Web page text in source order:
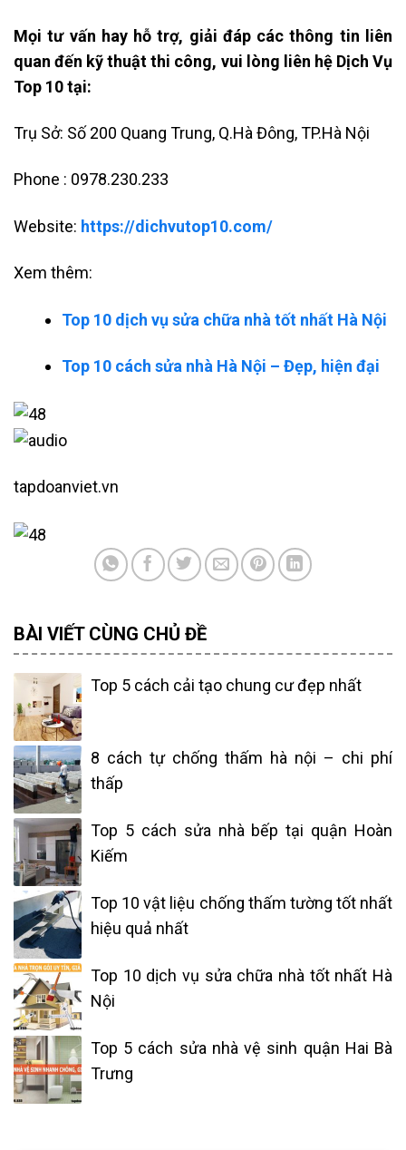
Mọi tư vấn hay hỗ trợ, giải đáp các thông tin liên
quan đến kỹ thuật thi công, vui lòng liên hệ Dịch Vụ
Top 10 tại:
Trụ Sở: Số 200 Quang Trung, Q.Hà Đông, TP.Hà Nội
Phone : 0978.230.233
Website: https://dichvutop10.com/
Xem thêm:
Top 10 dịch vụ sửa chữa nhà tốt nhất Hà Nội
Top 10 cách sửa nhà Hà Nội – Đẹp, hiện đại
tapdoanviet.vn
BÀI VIẾT CÙNG CHỦ ĐỀ
Top 5 cách cải tạo chung cư đẹp nhất
8 cách tự chống thấm hà nội – chi phí
thấp
Top 5 cách sửa nhà bếp tại quận Hoàn
Kiếm
Top 10 vật liệu chống thấm tường tốt nhất
hiệu quả nhất
Top 10 dịch vụ sửa chữa nhà tốt nhất Hà
Nội
Top 5 cách sửa nhà vệ sinh quận Hai Bà
Trưng